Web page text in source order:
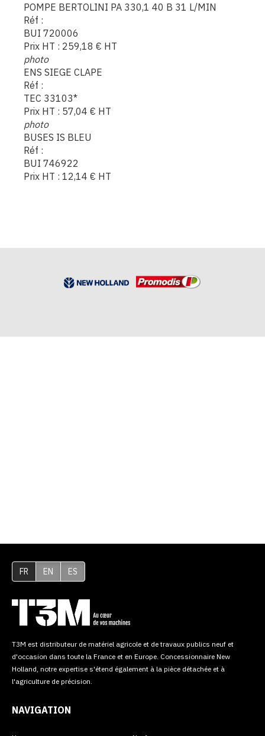
POMPE BERTOLINI PA 330,1 40 B 31 L/MIN
Réf :
BUI 720006
Prix HT : 259,18 € HT
photo
ENS SIEGE CLAPE
Réf :
TEC 33103*
Prix HT : 57,04 € HT
photo
BUSES IS BLEU
Réf :
BUI 746922
Prix HT : 12,14 € HT
FR EN ES
T3M est distributeur de matériel agricole et de travaux publics neuf et
d'occasion dans toute la France et en Europe. Concessionnaire New
Holland, notre expertise s'étend également à la pièce détachée et à
l'agriculture de précision.
NAVIGATION